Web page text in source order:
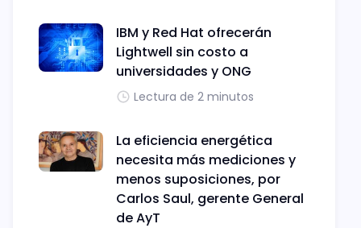
IBM y Red Hat ofrecerán
Lightwell sin costo a
universidades y ONG
Lectura de 2 minutos
La eficiencia energética
necesita más mediciones y
menos suposiciones, por
Carlos Saul, gerente General
de AyT